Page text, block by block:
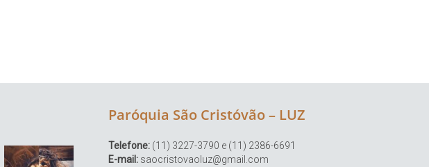
Paróquia São Cristóvão – LUZ
Telefone: (11) 3227-3790 e (11) 2386-6691
E-mail: saocristovaoluz@gmail.com